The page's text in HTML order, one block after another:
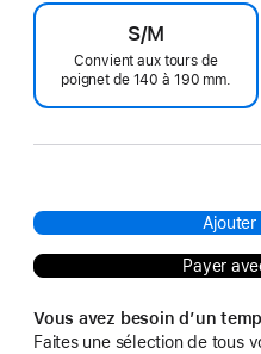
S/M
Convient aux tours de
poignet de 140 à 190 mm.
Ajouter
Payer
Vous avez besoin d’un
Faites une sélection de tous